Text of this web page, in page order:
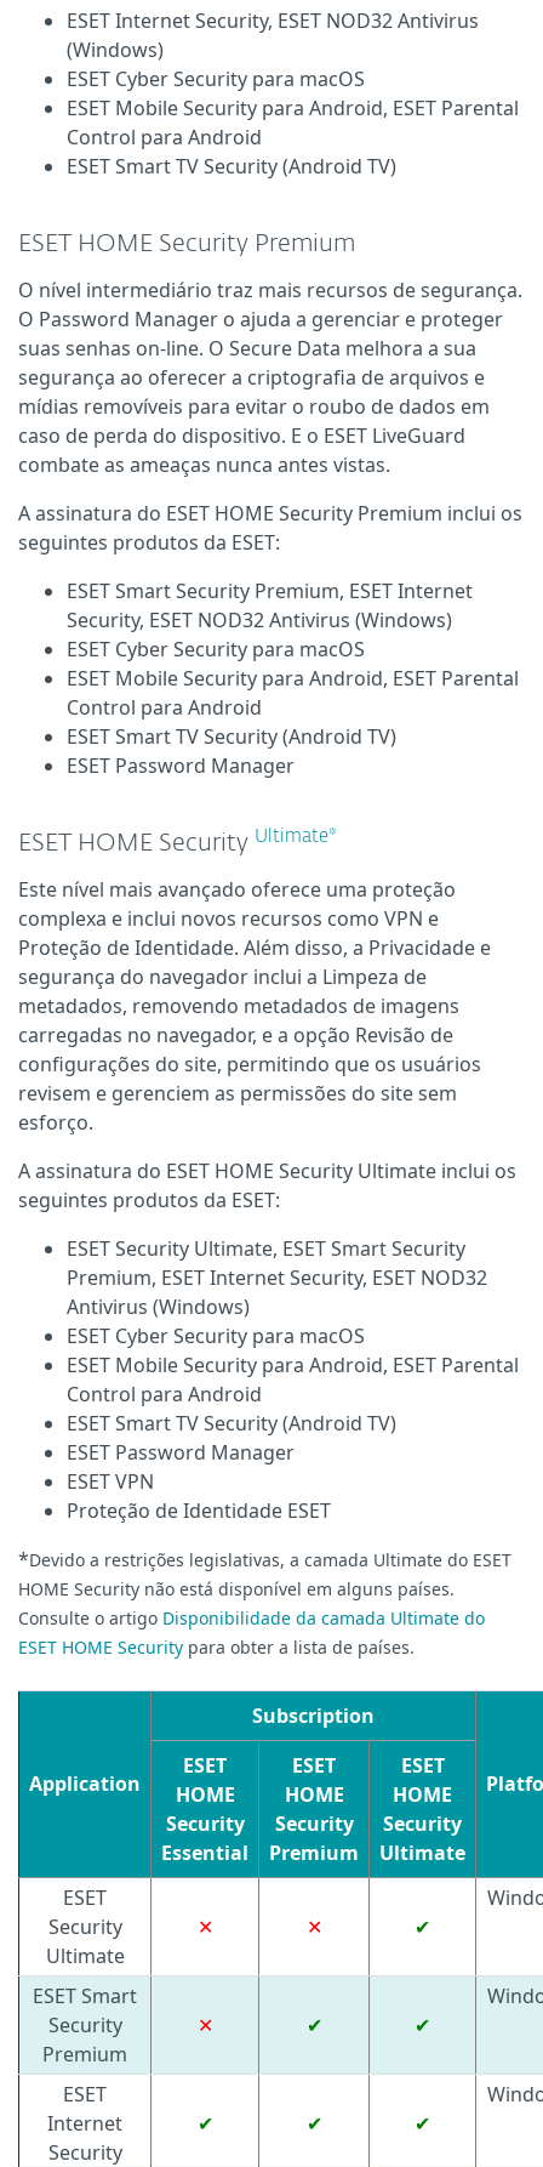
ESET Internet Security, ESET NOD32 Antivirus
(Windows)
ESET Cyber Security para macOS
ESET Mobile Security para Android, ESET Parental
Control para Android
ESET Smart TV Security (Android TV)
ESET HOME Security Premium
O nível intermediário traz mais recursos de segurança.
O Password Manager o ajuda a gerenciar e proteger
suas senhas on-line. O Secure Data melhora a sua
segurança ao oferecer a criptografia de arquivos e
mídias removíveis para evitar o roubo de dados em
caso de perda do dispositivo. E o ESET LiveGuard
combate as ameaças nunca antes vistas.
A assinatura do ESET HOME Security Premium inclui os
seguintes produtos da ESET:
ESET Smart Security Premium, ESET Internet
Security, ESET NOD32 Antivirus (Windows)
ESET Cyber Security para macOS
ESET Mobile Security para Android, ESET Parental
Control para Android
ESET Smart TV Security (Android TV)
ESET Password Manager
ESET HOME Security Ultimate*
Este nível mais avançado oferece uma proteção
complexa e inclui novos recursos como VPN e
Proteção de Identidade. Além disso, a Privacidade e
segurança do navegador inclui a Limpeza de
metadados, removendo metadados de imagens
carregadas no navegador, e a opção Revisão de
configurações do site, permitindo que os usuários
revisem e gerenciem as permissões do site sem
esforço.
A assinatura do ESET HOME Security Ultimate inclui os
seguintes produtos da ESET:
ESET Security Ultimate, ESET Smart Security
Premium, ESET Internet Security, ESET NOD32
Antivirus (Windows)
ESET Cyber Security para macOS
ESET Mobile Security para Android, ESET Parental
Control para Android
ESET Smart TV Security (Android TV)
ESET Password Manager
ESET VPN
Proteção de Identidade ESET
*Devido a restrições legislativas, a camada Ultimate do ESET
HOME Security não está disponível em alguns países.
Consulte o artigo Disponibilidade da camada Ultimate do
ESET HOME Security para obter a lista de países.
Application
Subscription
ESET
HOME
Security
Essential
ESET
HOME
Security
Premium
ESET
HOME
Security
Ultimate
ESET
Security
Ultimate
✕ ✕ ✔
ESET Smart
Security
Premium
✕ ✔ ✔
ESET
Internet
Security
✔ ✔ ✔